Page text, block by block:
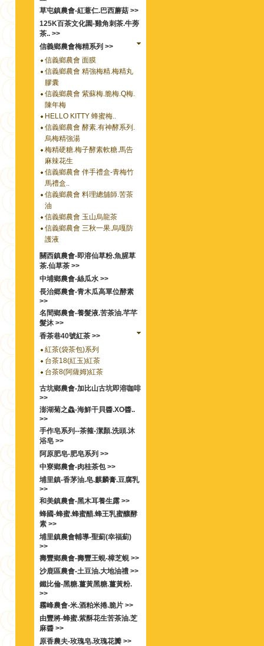
草屯鎮農會-紅薏仁.巴西蘑菇 >>
125K百茶文化園-雞角刺茶.牛蒡
茶.. >>
信義鄉農會梅精系列 >>
信義鄉農會 面膜
信義鄉農會 精強梅精.梅精丸
膠囊
信義鄉農會 紫蘇梅.脆梅.Q梅.
陳年梅
HELLO KITTY 蜂蜜梅..
信義鄉農會 酵素.有神酵系列.
烏梅精強湯
梅精硬糖.梅子酵素軟糖.馬告
麻辣花生
信義鄉農會 伴手禮盒-青梅竹
馬禮盒..
信義鄉農會 料理總舖師.苦茶
油
信義鄉農會 玉山烏龍茶
信義鄉農會 三秋一果.烏嘎防
護液
關西鎮農會-即溶仙草粉.魚腥草
茶.仙草茶 >>
中埔鄉農會-絲瓜水 >>
長治郷農會-青木瓜高單位酵素
>>
名間鄉農會-養髮液.苦茶油.芊芊
髮沐 >>
香茶巷40號紅茶 >>
紅茶(袋茶包)系列
台茶18(紅玉)紅茶
台茶8(阿薩姆)紅茶
古坑鄉農會-加比山古坑即溶咖啡
>>
澎湖菊之鱻-海鮮干貝醬.XO醬..
>>
手作皂系列--茶箍-潔顏.洗頭.沐
浴皂 >>
阿原肥皂-肥皂系列 >>
中寮鄉農會-肉桂茶包 >>
埔里鎮-香茅油.皂.麒麟膏.豆腐乳
>>
和美鎮農會-黑木耳養生露 >>
蜂國-蜂蜜.蜂蜜醋.蜂王乳蜜釀酵
素 >>
埔里鎮農會輔導-聖薊(幸福薊)
>>
壽豐鄉農會-壽豐王蜆-樟芝蜆 >>
沙鹿區農會-土豆油.大地油禮 >>
鐵比倫-黑糖.薑黃黑糖.薑黃粉.
>>
霧峰農會-米.酒粕米捲.脆片 >>
由豐將-蜂蜜.紫酥花生苦茶油.芝
麻醬 >>
原香農夫-玫瑰皂.玫瑰花瓣 >>